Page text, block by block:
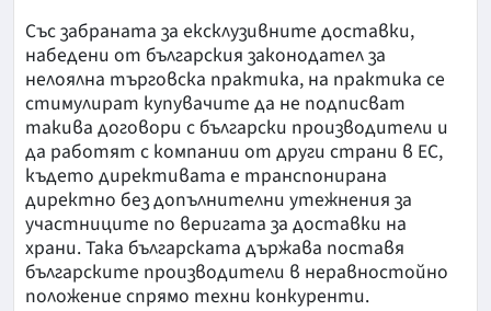
Със забраната за ексклузивните доставки,
набедени от българския законодател за
нелоялна търговска практика, на практика се
стимулират купувачите да не подписват
такива договори с български производители и
да работят с компании от други страни в ЕС,
където директивата е транспонирана
директно без допълнителни утежнения за
участниците по веригата за доставки на
храни. Така българската държава поставя
българските производители в неравностойно
положение спрямо техни конкуренти.